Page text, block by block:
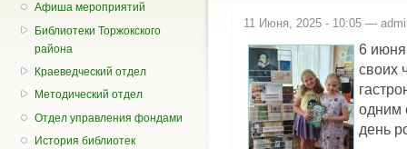
Афиша мероприятий
Библиотеки Торжокского
района
Краеведческий отдел
Методический отдел
Отдел управления фондами
История библиотек
11 Июня, 2025 - 10:05 —
6 июня
своих
одним
день